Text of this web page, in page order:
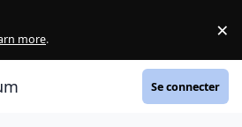
more. ×
Se connecter